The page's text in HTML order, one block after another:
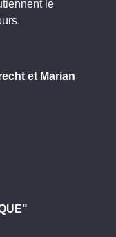
le
et Marian